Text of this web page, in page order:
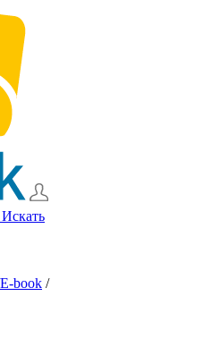
Искать
book /